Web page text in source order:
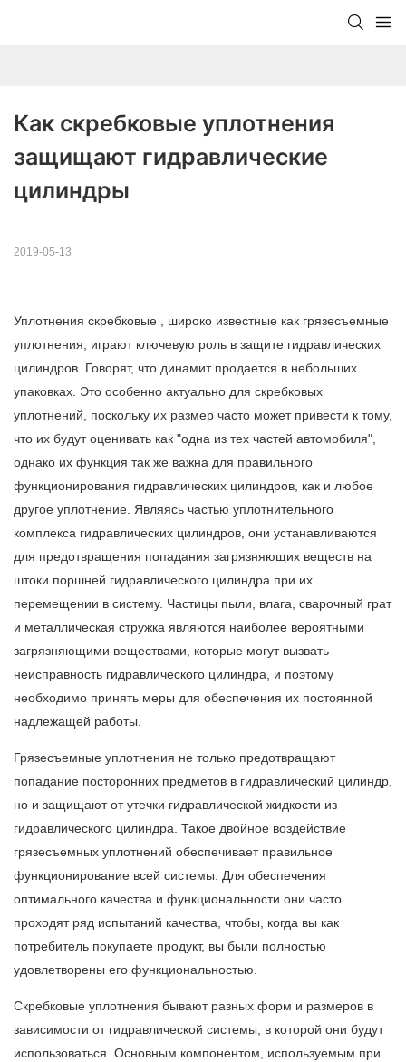
Как скребковые уплотнения
защищают гидравлические
цилиндры
2019-05-13
Уплотнения скребковые , широко известные как грязесъемные
уплотнения, играют ключевую роль в защите гидравлических
цилиндров. Говорят, что динамит продается в небольших
упаковках. Это особенно актуально для скребковых
уплотнений, поскольку их размер часто может привести к тому,
что их будут оценивать как "одна из тех частей автомобиля",
однако их функция так же важна для правильного
функционирования гидравлических цилиндров, как и любое
другое уплотнение. Являясь частью уплотнительного
комплекса гидравлических цилиндров, они устанавливаются
для предотвращения попадания загрязняющих веществ на
штоки поршней гидравлического цилиндра при их
перемещении в систему. Частицы пыли, влага, сварочный грат
и металлическая стружка являются наиболее вероятными
загрязняющими веществами, которые могут вызвать
неисправность гидравлического цилиндра, и поэтому
необходимо принять меры для обеспечения их постоянной
надлежащей работы.
Грязесъемные уплотнения не только предотвращают
попадание посторонних предметов в гидравлический цилиндр,
но и защищают от утечки гидравлической жидкости из
гидравлического цилиндра. Такое двойное воздействие
грязесъемных уплотнений обеспечивает правильное
функционирование всей системы. Для обеспечения
оптимального качества и функциональности они часто
проходят ряд испытаний качества, чтобы, когда вы как
потребитель покупаете продукт, вы были полностью
удовлетворены его функциональностью.
Скребковые уплотнения бывают разных форм и размеров в
зависимости от гидравлической системы, в которой они будут
использоваться. Основным компонентом, используемым при